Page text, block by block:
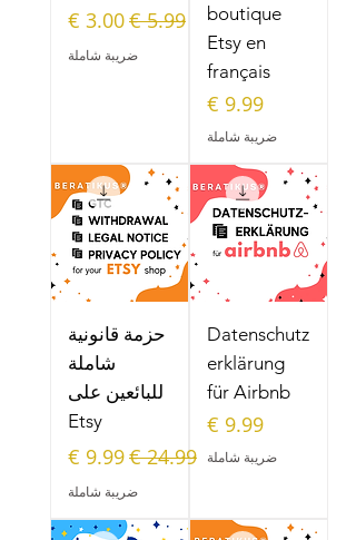
boutique
Etsy en
français
السعر
ضريبة شاملة
سعر عاديسعر البيع
ضريبة شاملة
Datenschutz
erklärung
für Airbnb
السعر
ضريبة شاملة
حزمة قانونية
شاملة
للبائعين على
Etsy
سعر عاديسعر البيع
ضريبة شاملة